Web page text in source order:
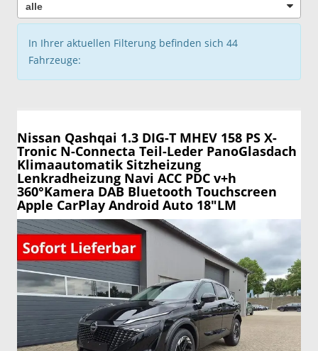
In Ihrer aktuellen Filterung befinden sich 44
Fahrzeuge:
Nissan Qashqai 1.3 DIG-T MHEV 158 PS X-
Tronic N-Connecta Teil-Leder PanoGlasdach
Klimaautomatik Sitzheizung
Lenkradheizung Navi ACC PDC v+h
360°Kamera DAB Bluetooth Touchscreen
Apple CarPlay Android Auto 18"LM